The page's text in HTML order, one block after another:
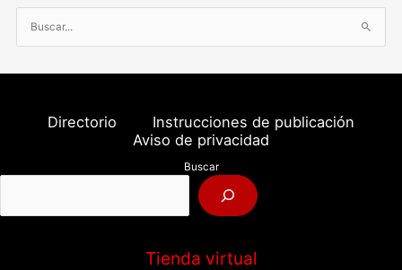
u
s
o
:
Directorio
Instrucciones de publicación
Aviso de privacidad
Buscar
Tienda virtual